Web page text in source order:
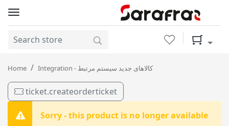
Wishlist
Home Integration - کالاهای جدید سیستم مرتبط
ضدیخ بهمن ( 4 لیتری ) پلاستیکی بهران / 6
ticket.createorderticket
Sorry - this product is no longer available